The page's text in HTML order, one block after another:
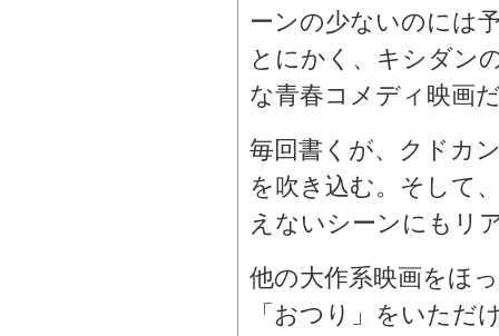
ーンの少ないのには
とにかく、キシダン
な青春コメディ映画
毎回書くが、クドカ
を吹き込む。そして
えないシーンにもリ
他の大作系映画をほ
「おつり」をいただ